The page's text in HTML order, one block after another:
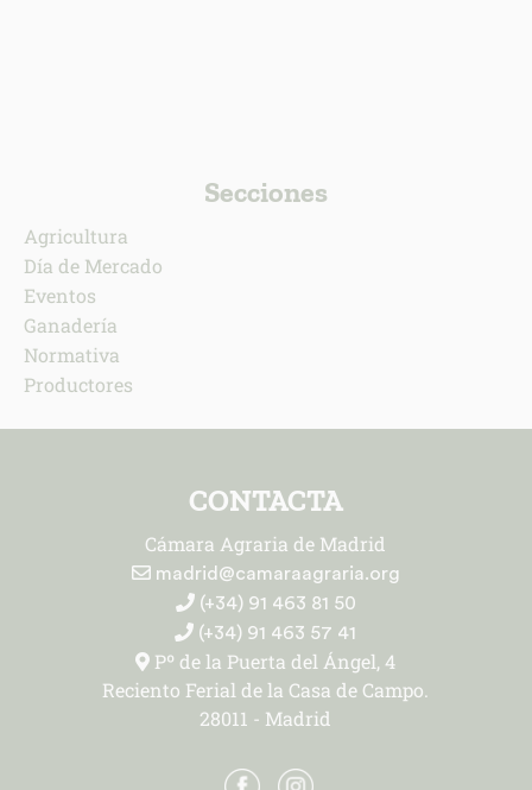
Secciones
Agricultura
Día de Mercado
Eventos
Ganadería
Normativa
Productores
CONTACTA
Cámara Agraria de Madrid
madrid@camaraagraria.org
(+34) 91 463 81 50
(+34) 91 463 57 41
Pº de la Puerta del Ángel, 4
Reciento Ferial de la Casa de Campo.
28011 - Madrid